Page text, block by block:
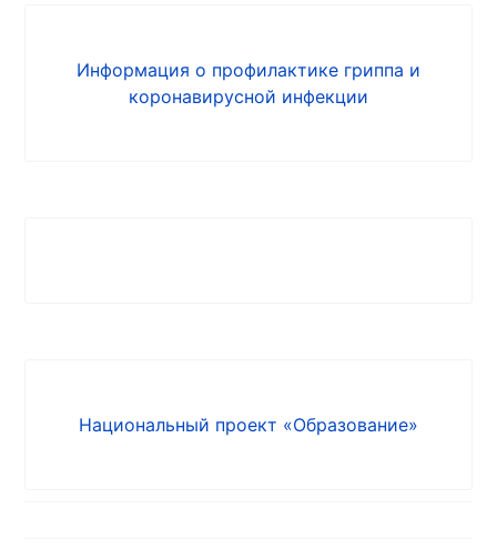
Информация о профилактике гриппа и
коронавирусной инфекции
Национальный проект «Образование»